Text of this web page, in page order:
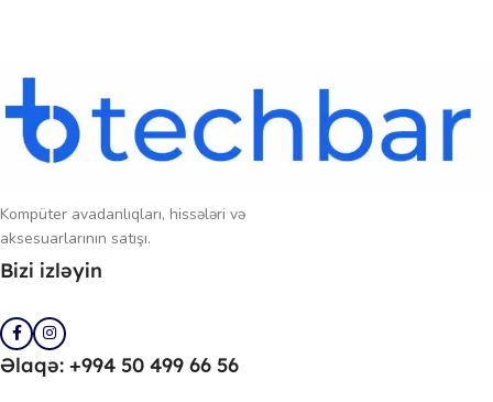
Kompüter avadanlıqları, hissələri və
aksesuarlarının satışı.
Bizi izləyin
Əlaqə: +994 50 499 66 56